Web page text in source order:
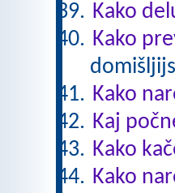
Kako
Kako
Kako
Kaj
Kako
Kako